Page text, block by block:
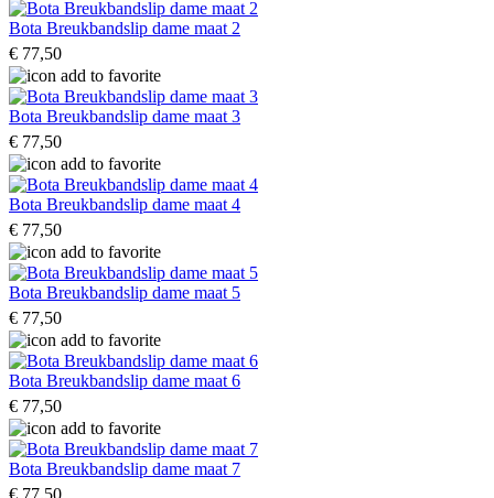
Bota Breukbandslip dame maat 2
€ 77,50
Bota Breukbandslip dame maat 3
€ 77,50
Bota Breukbandslip dame maat 4
€ 77,50
Bota Breukbandslip dame maat 5
€ 77,50
Bota Breukbandslip dame maat 6
€ 77,50
Bota Breukbandslip dame maat 7
€ 77,50